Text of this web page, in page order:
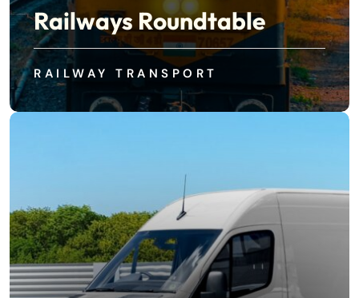
Railways Roundtable
RAILWAY TRANSPORT